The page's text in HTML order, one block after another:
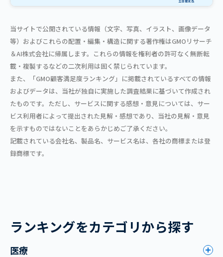
当サイトで公開されている情報（文字、写真、イラスト、画像データ
等）およびこれらの配置・編集・構造に関する著作権はGMOリサーチ
＆AI株式会社に帰属します。これらの情報を権利者の許可なく無断転
載・複製するなどの二次利用は固く禁じられています。
また、「GMO顧客満足度ランキング」に掲載されているすべての情報
およびデータは、当社が独自に実施した調査結果に基づいて作成され
たものです。ただし、サービスに関する感想・意見については、サー
ビス利用者によって提出された見解・感想であり、当社の見解・意見
を示すものではないことをあらかじめご了承ください。
記載されている会社名、製品名、サービス名は、各社の商標または登
録商標です。
ランキングをカテゴリから探す
医療